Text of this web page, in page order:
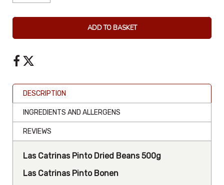
ADD TO BASKET
DESCRIPTION
INGREDIENTS AND ALLERGENS
REVIEWS
Las Catrinas Pinto Dried Beans 500g
Las Catrinas Pinto Bonen